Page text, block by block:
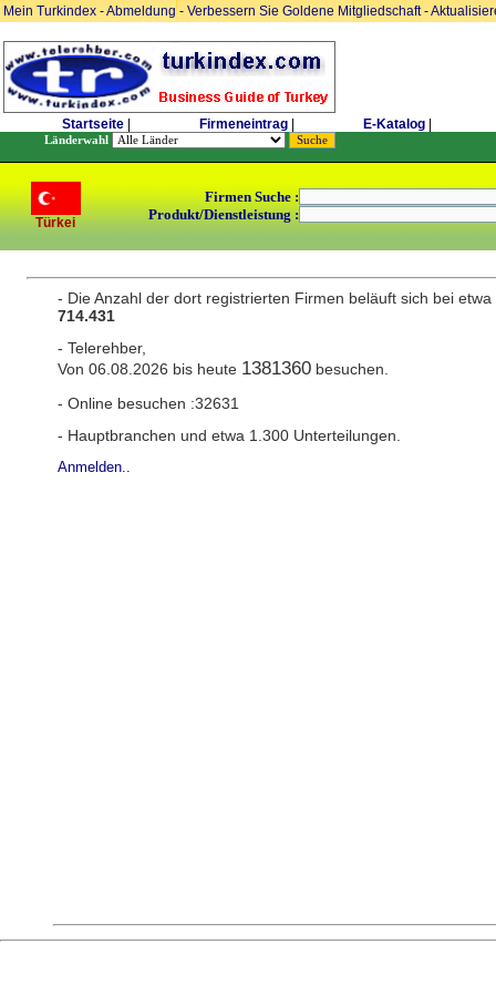
Mein Turkindex -Abmeldung- Verbessern Sie Goldene Mitgliedschaft-
Startseite Firmeneintrag E-Katalog
Länderwahl
Türkei
Firmen Suche :
Produkt/Dienstleistung :
- Die Anzahl der dort registrierten Firmen beläuft sich bei etwa
714.431
- Telerehber,
Von 06.08.2026 bis heute 1381360 besuchen.
- Online besuchen :32631
- Hauptbranchen und etwa 1.300 Unterteilungen.
Anmelden..